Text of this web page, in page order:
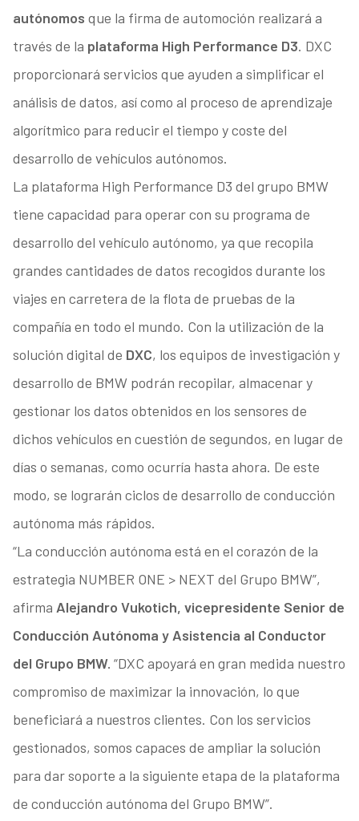
autónomos que la firma de automoción realizará a
través de la plataforma High Performance D3. DXC
proporcionará servicios que ayuden a simplificar el
análisis de datos, así como al proceso de aprendizaje
algorítmico para reducir el tiempo y coste del
desarrollo de vehículos autónomos.
La plataforma High Performance D3 del grupo BMW
tiene capacidad para operar con su programa de
desarrollo del vehículo autónomo, ya que recopila
grandes cantidades de datos recogidos durante los
viajes en carretera de la flota de pruebas de la
compañía en todo el mundo. Con la utilización de la
solución digital de DXC, los equipos de investigación y
desarrollo de BMW podrán recopilar, almacenar y
gestionar los datos obtenidos en los sensores de
dichos vehículos en cuestión de segundos, en lugar de
días o semanas, como ocurría hasta ahora. De este
modo, se lograrán ciclos de desarrollo de conducción
autónoma más rápidos.
“La conducción autónoma está en el corazón de la
estrategia NUMBER ONE > NEXT del Grupo BMW”,
afirma Alejandro Vukotich, vicepresidente Senior de
Conducción Autónoma y Asistencia al Conductor
del Grupo BMW. “DXC apoyará en gran medida nuestro
compromiso de maximizar la innovación, lo que
beneficiará a nuestros clientes. Con los servicios
gestionados, somos capaces de ampliar la solución
para dar soporte a la siguiente etapa de la plataforma
de conducción autónoma del Grupo BMW”.